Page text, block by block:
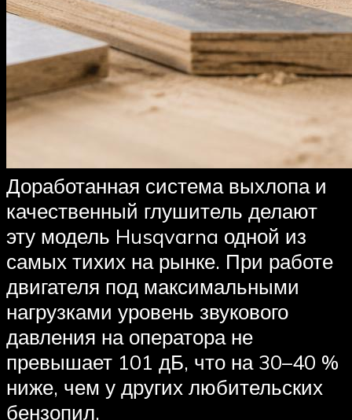
Доработанная система выхлопа и
качественный глушитель делают
эту модель Husqvarna одной из
самых тихих на рынке. При работе
двигателя под максимальными
нагрузками уровень звукового
давления на оператора не
превышает 101 дБ, что на 30–40 %
ниже, чем у других любительских
бензопил.